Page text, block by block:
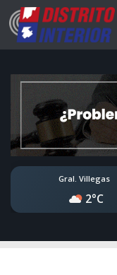
Gral. Villegas
2°C